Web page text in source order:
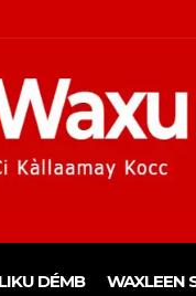
DÉMB WAXLEEN